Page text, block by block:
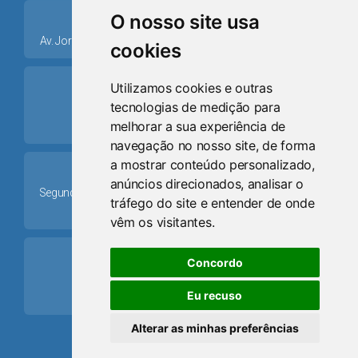
O nosso site usa
cookies
Utilizamos cookies e outras
tecnologias de medição para
melhorar a sua experiência de
navegação no nosso site, de forma
a mostrar conteúdo personalizado,
anúncios direcionados, analisar o
tráfego do site e entender de onde
vêm os visitantes.
Concordo
Eu recuso
Alterar as minhas preferências
place
Av. Jorge Dariva, 1211, Centro CEP: 95520.000 - Osório/RS
ring_volume
Telefone
(51) 9 8024-0884
Schedule
Segunda-feira a Sexta-feira: 08h às 12h e das 13h30min às
17h30min
mail
Email
camaraosorio@gmail.com